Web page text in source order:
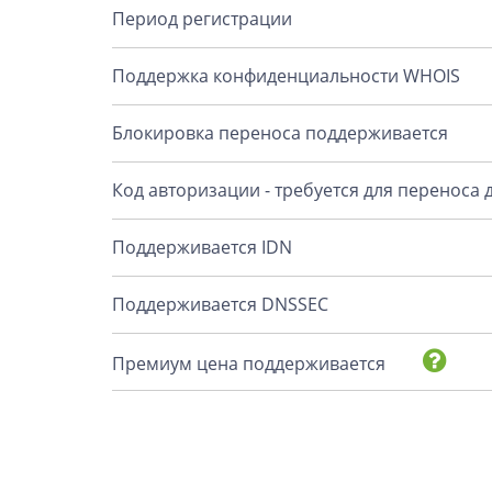
Период регистрации
Поддержка конфиденциальности WHOIS
Блокировка переноса поддерживается
Код авторизации - требуется для переноса
Поддерживается IDN
Поддерживается DNSSEC
Премиум цена поддерживается